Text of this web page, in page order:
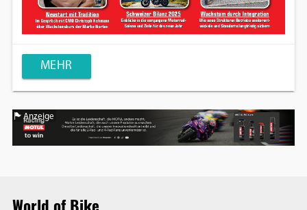
MEHR
Anzeige